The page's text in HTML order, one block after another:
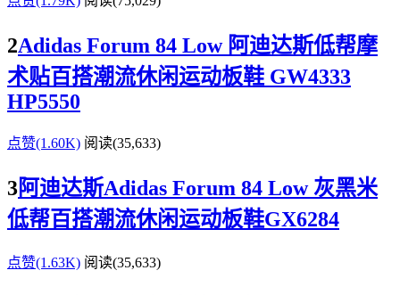
2Adidas Forum 84 Low 阿迪达斯低帮摩
术贴百搭潮流休闲运动板鞋 GW4333
HP5550
点赞(1.60K) 阅读(35,633)
3阿迪达斯Adidas Forum 84 Low 灰黑米
低帮百搭潮流休闲运动板鞋GX6284
点赞(1.63K) 阅读(35,633)